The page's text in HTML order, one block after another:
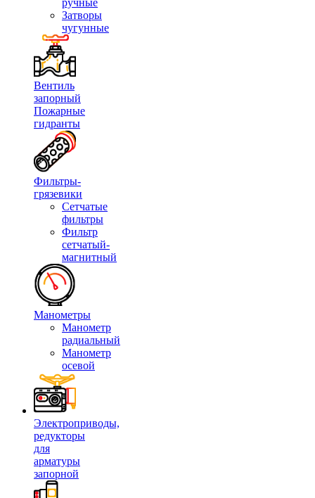
ручные
Затворы
чугунные
Вентиль
запорный
Пожарные
гидранты
Фильтры-
грязевики
Сетчатые
фильтры
Фильтр
сетчатый-
магнитный
Манометры
Манометр
радиальный
Манометр
осевой
Электроприводы,
редукторы
для
арматуры
запорной